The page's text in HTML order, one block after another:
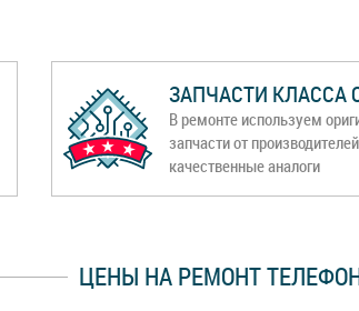
ЗАПЧАСТИ КЛАССА
В ремонте используем
запчасти от
качественные аналоги
ЦЕНЫ НА РЕМОНТ